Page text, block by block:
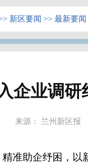
新区要闻 >> 最新要闻
企业调研
来源： 兰州新区报
助企纾困，以